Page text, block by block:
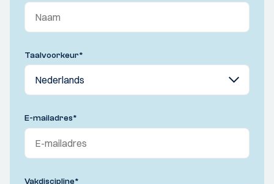
Taalvoorkeur*
E-mailadres*
Vakdiscipline*